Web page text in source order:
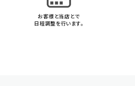
お客様と当店とで
日程調整を行います。